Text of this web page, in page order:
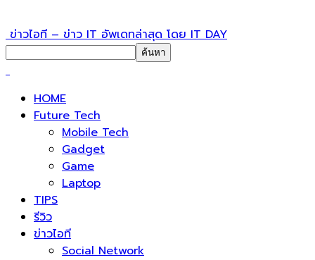
ข่าวไอที – ข่าว IT อัพเดทล่าสุด โดย IT DAY
HOME
Future Tech
Mobile Tech
Gadget
Game
Laptop
TIPS
รีวิว
ข่าวไอที
Social Network